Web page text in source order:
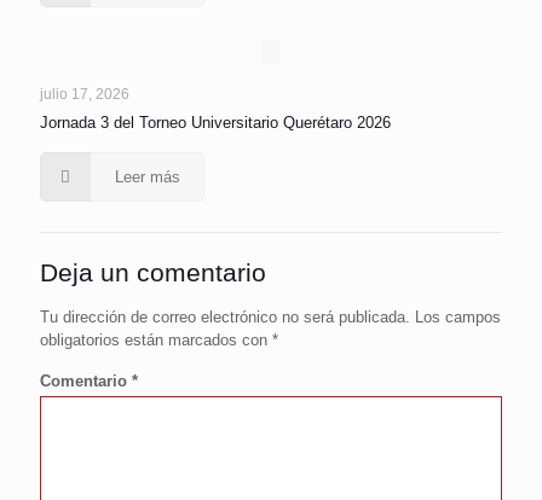
julio 17, 2026
Jornada 3 del Torneo Universitario Querétaro 2026
Leer más
Deja un comentario
Tu dirección de correo electrónico no será publicada. Los campos
obligatorios están marcados con *
Comentario *